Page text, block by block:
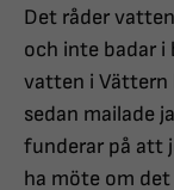
Det råder
och inte badar i
vatten i Vättern
sedan mailade
funderar på att
ha möte om